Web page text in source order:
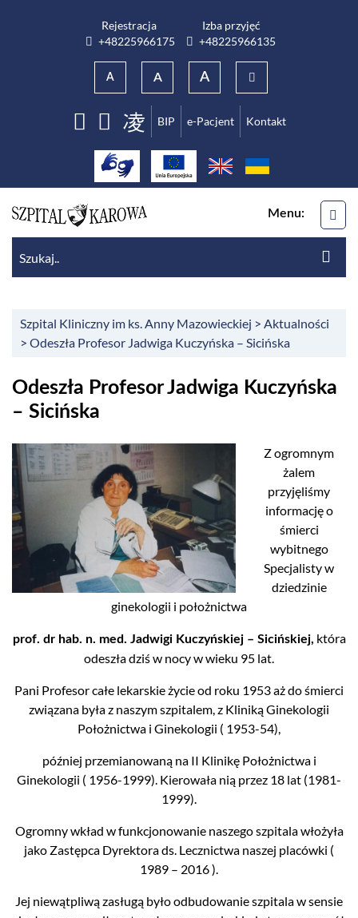
Rejestracja
Numer telefonu do rejestracji
+48225966175
Izba przyjęć
Numer telefonu do izba przyjęć
+48225966135
A A A
Facebook
Youtube BIP e-Pacjent Kontakt
Menu:
Szpital Kliniczny im ks. Anny Mazowieckiej > Aktualności
> Odeszła Profesor Jadwiga Kuczyńska – Sicińska
Odeszła Profesor Jadwiga Kuczyńska
– Sicińska
Z ogromnym
żalem
przyjęliśmy
informację o
śmierci
wybitnego
Specjalisty w
dziedzinie
ginekologii i położnictwa
prof. dr hab. n. med. Jadwigi Kuczyńskiej – Sicińskiej, która
odeszła dziś w nocy w wieku 95 lat.
Pani Profesor całe lekarskie życie od roku 1953 aż do śmierci
związana była z naszym szpitalem, z Kliniką Ginekologii
Położnictwa i Ginekologii ( 1953-54),
później przemianowaną na II Klinikę Położnictwa i
Ginekologii ( 1956-1999). Kierowała nią przez 18 lat (1981-
1999).
Ogromny wkład w funkcjonowanie naszego szpitala włożyła
jako Zastępca Dyrektora ds. Lecznictwa naszej placówki (
1989 – 2016 ).
Jej niewątpliwą zasługą było odbudowanie szpitala w sensie